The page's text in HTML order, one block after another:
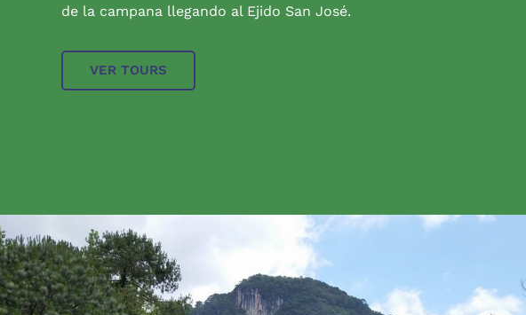
de la campana llegando al Ejido San José.
VER TOURS